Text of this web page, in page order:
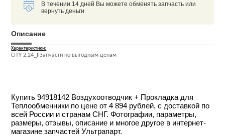
В течении 14 дней Вы можете обменять запчасть или
вернуть деньги
Описание
Характеристики:
CITY 2.24_IIЗапчасти по выгодным ценам
Купить 94918142 Воздухоотводчик + Прокладка для
Теплообменники по цене от 4 894 рублей, с доставкой по
всей России и странам СНГ. Фотографии, параметры,
размеры, отзывы, описание и многое другое в интернет-
магазине запчастей Ультрапарт.